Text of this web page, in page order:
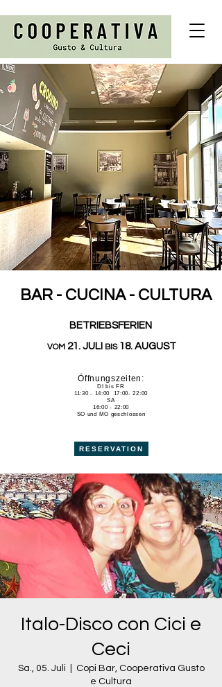
BAR - CUCINA - CULTURA
Öffnungszeiten:
DI bis FR
11:30 - 14:00 17:00- 22:00
SA
16:00 - 22:00
SO und MO geschlossen
RESERVATION
BETRIEBSFERIEN
VOM 21. JULI BIS18. AUGUST
Italo-Disco con Cici e
Ceci
Sa., 05. Juli
Copi Bar, Cooperativa Gusto
e Cultura